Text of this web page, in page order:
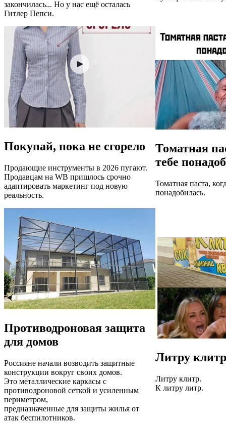
закончилась... Но у нас ещё осталась
Гитлер Пепси.
Покупай, пока не сгорело
Продающие инструменты в 2026 пугают.
Продавцам на WB пришлось срочно
адаптировать маркетинг под новую
реальность.
Томатная
тебе
Томатная паста,
понадобилась.
Противодроновая защита
для домов
Россияне начали возводить защитные
конструкции вокруг своих домов.
Это металлические каркасы с
противодроновой сеткой и усиленным
периметром,
предназначенные для защиты жилья от
атак беспилотников.
Литру клитр
Литру клитр.
К литру литр.